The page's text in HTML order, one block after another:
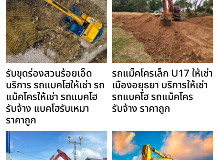
รับขุดร่องสวนร้อยเอ็ด
บริการ รถแบคโฮให้เช่า รถ
แม็คโครให้เช่า รถแบคโฮ
รับจ้าง แบคโฮรับเหมา
ราคาถูก
รถแม็คโครเล็ก U17 ให้เช่า
เมืองอยุธยา บริการให้เช่า
รถแบคโฮ รถแม็คโคร
รับจ้าง ราคาถูก